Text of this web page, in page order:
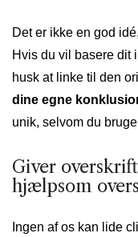
Det er ikke en god
Hvis du vil basere dit
husk at linke til den
dine egne
unik, selvom du
Giver
hjælpsom
Ingen af os kan lide